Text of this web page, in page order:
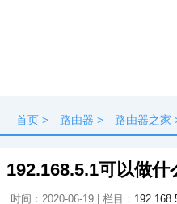
首页 > 路由器 > 路由器之家
192.168.5.1可以做什
时间：2020-06-19 | 栏目：